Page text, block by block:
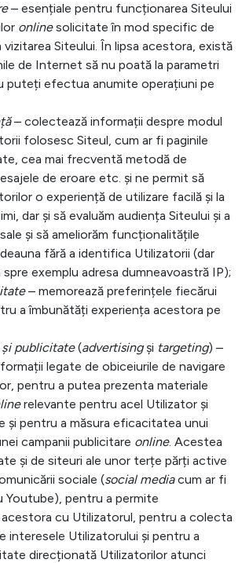
– esențiale pentru funcționarea Siteului
onlinesolicitate în mod specific de
vizitarea Siteului. În lipsa acestora, există
de Internet să nu poată la parametri
puteți efectua anumite operațiuni pe
– colectează informații despre modul
folosesc Siteul, cum ar fi paginile
cea mai frecventă metodă de
de eroare etc. și ne permit să
o experiență de utilizare facilă și la
dar și să evaluăm audiența Siteului și a
și să ameliorăm funcționalitățile
fără a identifica Utilizatorii (dar
exemplu adresa dumneavoastră IP);
– memorează preferințele fiecărui
a îmbunătăți experiența acestora pe
publicitate(advertisingși targeting) –
legate de obiceiurile de navigare
pentru a putea prezenta materiale
relevante pentru acel Utilizator și
și pentru a măsura eficacitatea unui
campanii publicitare online. Acestea
și de siteuri ale unor terțe părți active
sociale (social mediacum ar fi
Youtube), pentru a permite
cu Utilizatorul, pentru a colecta
interesele Utilizatorului și pentru a
direcționată Utilizatorilor atunci